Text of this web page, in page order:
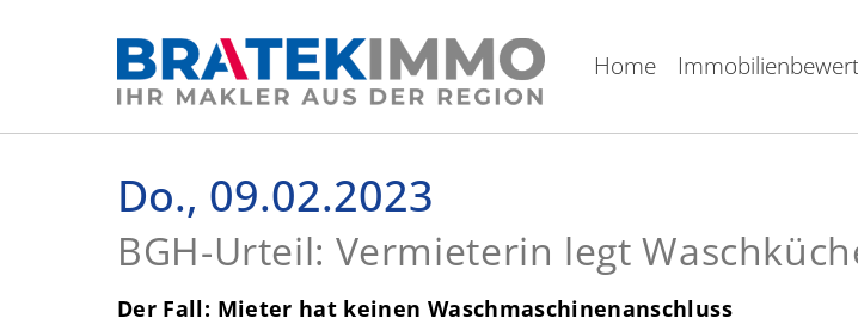
Home
Do., 09.02.2023
BGH-Urteil: Vermieterin legt
Der Fall: Mieter hat keinen Waschmaschinenanschluss